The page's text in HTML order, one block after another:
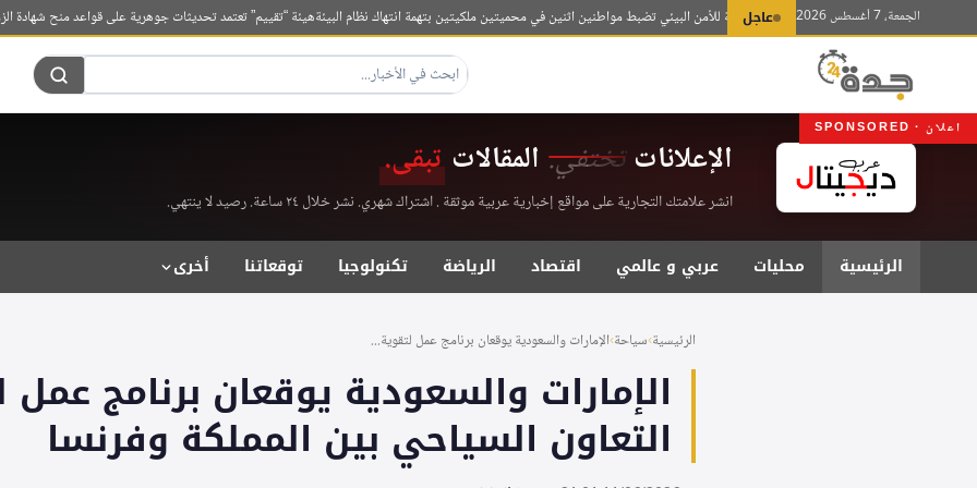
الجمعة، 7 أغسطس 2026 عاجل
القوات الخاصة للأمن البيئي تضبط مواطنين اثنين في محميتين ملكيتين بتهمة انتهاك نظام البيئةهيئة “تقييم” تعتمد تحديثات جوهرية على قواعد منح شهادة الزمالة
اعلان · SPONSORED
الإعلانات تختفي. المقالات تبقى.
انشر علامتك التجارية على مواقع إخبارية عربية موثقة . اشتراك شهري. نشر خلال ٢٤ ساعة. رصيد لا ينتهي.
الرئيسية محليات عربي و عالمي اقتصاد الرياضة تكنولوجيا توقعاتنا أخرى
الرئيسية›سياحة›الإمارات والسعودية يوقعان برنامج عمل لتقوية...
الإمارات والسعودية يوقعان برنامج عمل
التعاون السياحي بين المملكة وفرنسا